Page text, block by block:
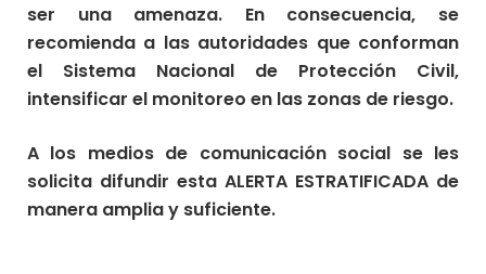
ser una amenaza. En consecuencia, se
recomienda a las autoridades que conforman
el Sistema Nacional de Protección Civil,
intensificar el monitoreo en las zonas de riesgo.
A los medios de comunicación social se les
solicita difundir esta ALERTA ESTRATIFICADA de
manera amplia y suficiente.